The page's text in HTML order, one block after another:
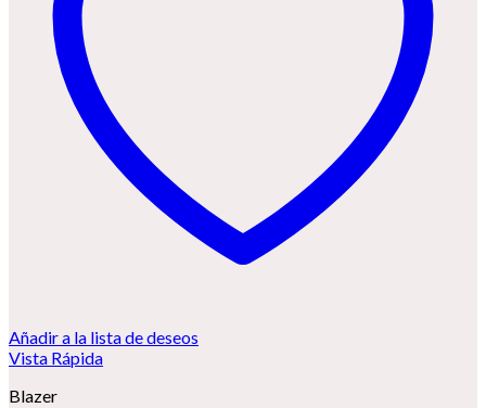
Añadir a la lista de deseos
Vista Rápida
Blazer